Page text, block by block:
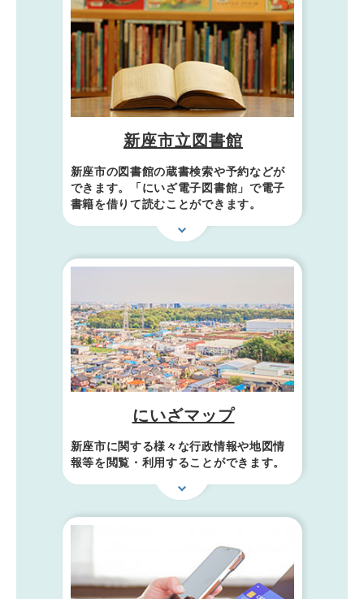
新座市立図書館
新座市の図書館の蔵書検索や予約などが
できます。「にいざ電子図書館」で電子
書籍を借りて読むことができます。
にいざマップ
新座市に関する様々な行政情報や地図情
報等を閲覧・利用することができます。